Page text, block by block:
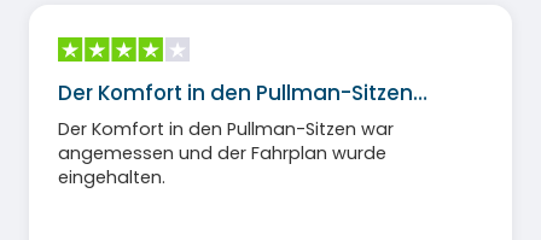
Der Komfort in den Pullman-Sitzen…
Der Komfort in den Pullman-Sitzen war
angemessen und der Fahrplan wurde
eingehalten.